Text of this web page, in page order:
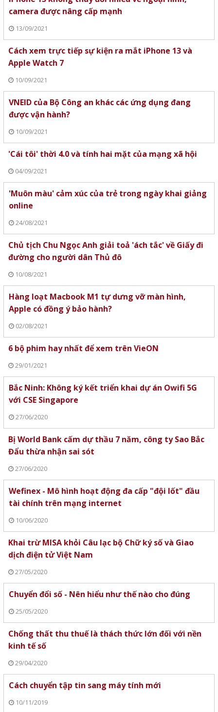
camera được nâng cấp mạnh
13/09/2021
Cách xem trực tiếp sự kiện ra mắt iPhone 13 và
Apple Watch 7
10/09/2021
VNEID của Bộ Công an khác các ứng dụng đang
được vận hành?
10/09/2021
'Cái tôi' thời 4.0 và tính hai mặt của mạng xã hội
04/09/2021
'Muôn màu' cảm xúc của trẻ trong ngày khai giảng
online
24/08/2021
Chủ tịch Chu Ngọc Anh giải toả 'ách tắc' về Giấy đi
đường cho người dân Thủ đô
10/08/2021
Hàng loạt Macbook M1 tự dưng vỡ màn hình,
Apple có đồng ý bảo hành?
02/08/2021
6 bộ phim hay nhất để xem trên VieON
29/01/2021
Bắc Ninh: Không ký kết triển khai dự án Owifi 5G
với CSE Singapore
27/06/2020
Bị World Bank cấm dự thầu 7 năm, công ty Sao Bắc
Đẩu thừa nhận sai sót
27/06/2020
Wefinex - Mô hình hoạt động đa cấp "đội lốt" đầu
tài chính trên mạng internet
10/06/2020
Khai trừ MISA khỏi Câu lạc bộ Chữ ký số và Giao
dịch điện tử Việt Nam
27/05/2020
Chuyển đổi số - Nên hiểu như thế nào cho đúng
25/05/2020
Chống thất thu thuế là thách thức lớn đối với nền
kinh tế số
29/04/2020
Cách chuyển tập tin sang máy tính mới
10/11/2019